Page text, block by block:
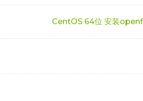
CentOS 64位 安装